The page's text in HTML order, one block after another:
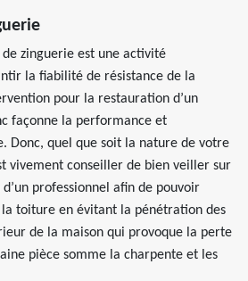
zinguerie est une activité
la fiabilité de résistance de la
pour la restauration d’un
façonne la performance et
Donc, quel que soit la nature de votre
vivement conseiller de bien veiller sur
professionnel afin de pouvoir
toiture en évitant la pénétration des
de la maison qui provoque la perte
pièce somme la charpente et les